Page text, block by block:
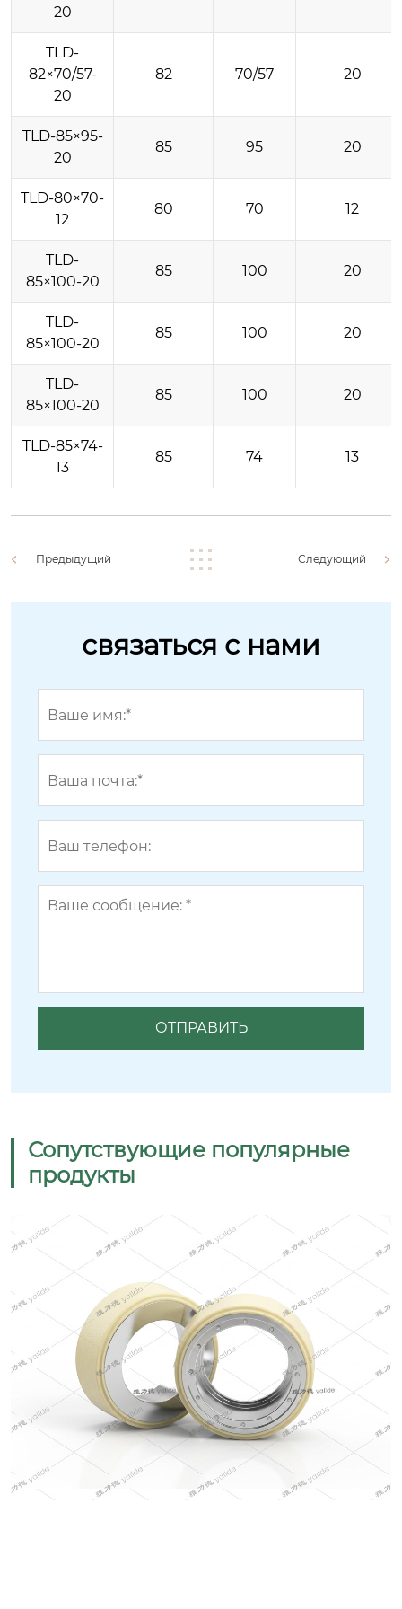
20
TLD-
82×70/57-
20
82 70/57 20
TLD-85×95-
20
85 95 20
TLD-80×70-
12
80 70 12
TLD-
85×100-20
85 100 20
TLD-
85×100-20
85 100 20
TLD-
85×100-20
85 100 20
TLD-85×74-
13
85 74 13
Предыдущий Следующий
связаться с нами
Сопутствующие популярные
продукты